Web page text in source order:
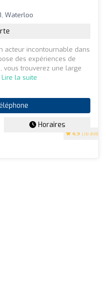
4.9 (16 avis)
Waterloo
acteur incontournable dans
des expériences de
vous trouverez une large
Lire la suite
Horaires